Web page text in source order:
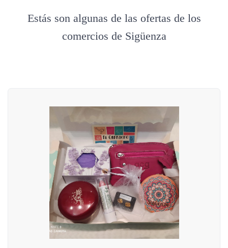
Estás son algunas de las ofertas de los
comercios de Sigüenza